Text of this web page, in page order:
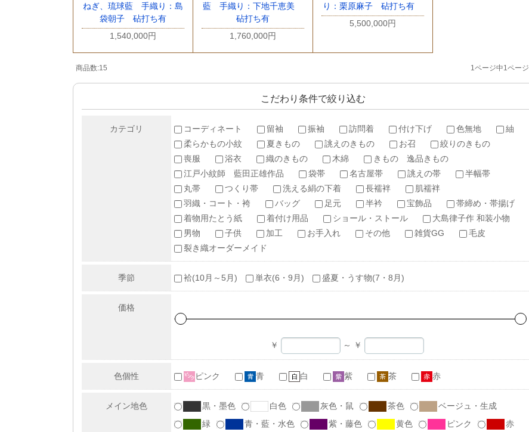
ねぎ、琉球藍 手織り：島
袋朝子 砧打ち有
1,540,000円
藍 手織り：下地千恵美
砧打ち有
1,760,000円
り：栗原麻子 砧打ち有
5,500,000円
商品数:15 1ページ中1ページ
こだわり条件で絞り込む
カテゴリ コーディネート 留袖 振袖 訪問着 付け下げ 色無地
紬
柔らかもの小紋
夏きもの 誂えのきもの お召
絞りのきもの
喪服
浴衣 織のきもの 木綿
きもの 逸品きもの
江戸小紋師 藍田正雄作品
袋帯 名古屋帯 誂えの帯
半幅帯
丸帯
つくり帯 洗える絹の下着 長襦袢
肌襦袢
羽織・コート・袴
バッグ 足元 半衿 宝飾品
帯締め・帯揚げ
着物用たとう紙
着付け用品 ショール・ストール
大島律子作 和装小物
男物
子供 加工 お手入れ その他 雑貨GG
毛皮
裂き織オーダーメイド
季節 袷(10月～5月) 単衣(6・9月) 盛夏・うす物(7・8月)
価格
￥ ～ ￥
色個性 ピンク 青 白 紫 茶 赤
メイン地色 黒・墨色 白色 灰色・鼠 茶色
ベージュ・生成
緑
青・藍・水色 紫・藤色 黄色 ピンク 赤